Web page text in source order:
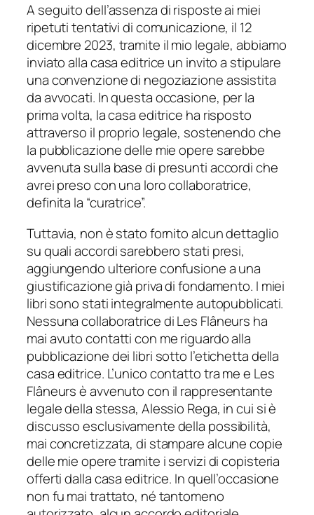
A seguito dell’assenza di risposte ai miei
ripetuti tentativi di comunicazione, il 12
dicembre 2023, tramite il mio legale, abbiamo
inviato alla casa editrice un invito a stipulare
una convenzione di negoziazione assistita
da avvocati. In questa occasione, per la
prima volta, la casa editrice ha risposto
attraverso il proprio legale, sostenendo che
la pubblicazione delle mie opere sarebbe
avvenuta sulla base di presunti accordi che
avrei preso con una loro collaboratrice,
definita la “curatrice”.
Tuttavia, non è stato fornito alcun dettaglio
su quali accordi sarebbero stati presi,
aggiungendo ulteriore confusione a una
giustificazione già priva di fondamento. I miei
libri sono stati integralmente autopubblicati.
Nessuna collaboratrice di Les Flâneurs ha
mai avuto contatti con me riguardo alla
pubblicazione dei libri sotto l’etichetta della
casa editrice. L’unico contatto tra me e Les
Flâneurs è avvenuto con il rappresentante
legale della stessa, Alessio Rega, in cui si è
discusso esclusivamente della possibilità,
mai concretizzata, di stampare alcune copie
delle mie opere tramite i servizi di copisteria
offerti dalla casa editrice. In quell’occasione
non fu mai trattato, né tantomeno